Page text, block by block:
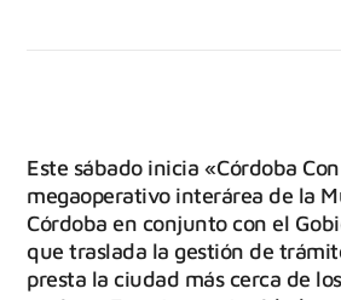
Este sábado inicia «Córdoba
megaoperativo interárea de la
Córdoba en conjunto con el
que traslada la gestión de
presta la ciudad más cerca de